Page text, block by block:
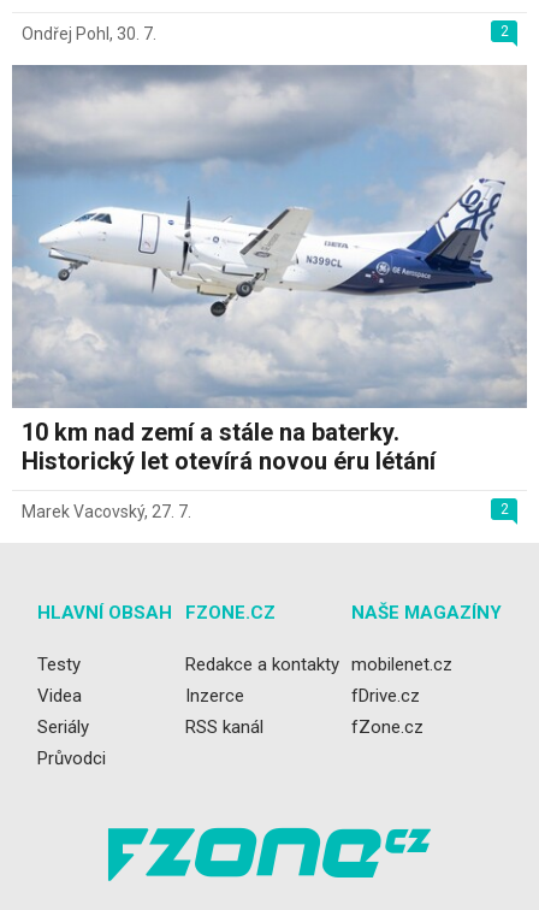
2
Ondřej Pohl , 30. 7.
10 km nad zemí a stále na baterky.
Historický let otevírá novou éru létání
2
Marek Vacovský, 27. 7.
HLAVNÍ OBSAH
Testy
Videa
Seriály
Průvodci
FZONE.CZ
Redakce a kontakty
Inzerce
RSS kanál
NAŠE MAGAZÍNY
mobilenet.cz
fDrive.cz
fZone.cz